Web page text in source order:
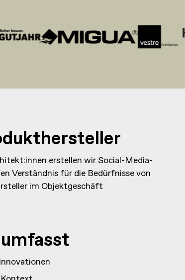
erstellen wir Social-Media-
Verständnis für die Bedürfnisse von
im Objektgeschäft